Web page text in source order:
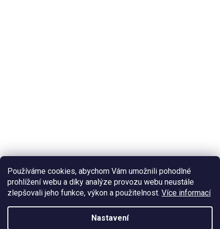
Používáme cookies, abychom Vám umožnili pohodlné
prohlížení webu a díky analýze provozu webu neustále
zlepšovali jeho funkce, výkon a použitelnost. Více informací
Nastavení